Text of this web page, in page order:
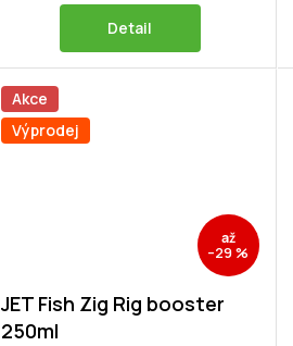
Detail
Akce
Výprodej
až
–29 %
JET Fish Zig Rig booster
250ml